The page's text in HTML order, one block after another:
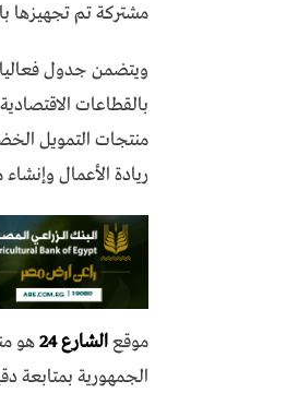
مشتركة تم تجهيزها
ويتضمن جدول
بالقطاعات
منتجات التمويل
ريادة الأعمال وإنشاء
موقعالشارع 24 هو
الجمهورية بمتابعة